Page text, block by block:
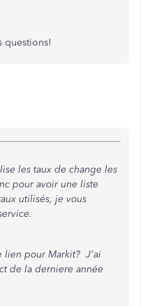
questions!
les taux de change les
pour avoir une liste
utilisés, je vous
lien pour Markit? J'ai
de la derniere année